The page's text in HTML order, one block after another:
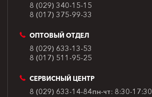
8 (029) 340-15-15
8 (017) 375-99-33
ОПТОВЫЙ ОТДЕЛ
8 (029) 633-13-53
8 (017) 511-95-25
СЕРВИСНЫЙ ЦЕНТР
8 (029) 633-14-84пн-чт: 8:30-17:30